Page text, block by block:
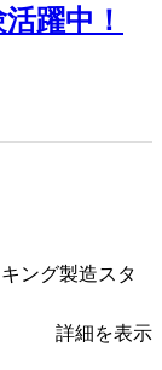
躍中！
ング製造スタ
詳細を表示